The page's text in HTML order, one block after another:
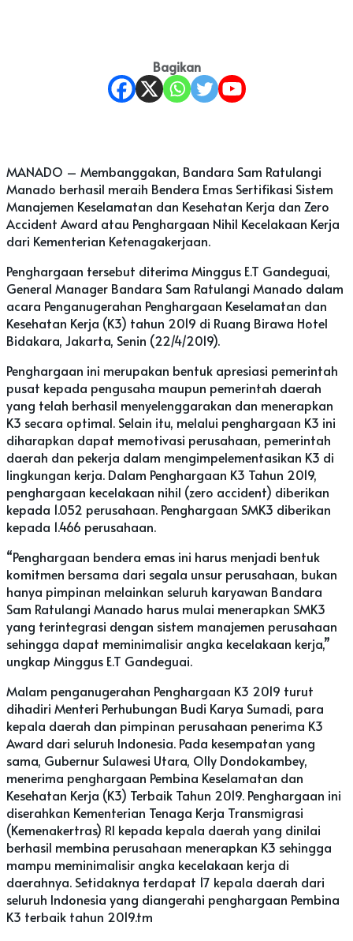
Bagikan
MANADO – Membanggakan, Bandara Sam Ratulangi
Manado berhasil meraih Bendera Emas Sertifikasi Sistem
Manajemen Keselamatan dan Kesehatan Kerja dan Zero
Accident Award atau Penghargaan Nihil Kecelakaan Kerja
dari Kementerian Ketenagakerjaan.
Penghargaan tersebut diterima Minggus E.T Gandeguai,
General Manager Bandara Sam Ratulangi Manado dalam
acara Penganugerahan Penghargaan Keselamatan dan
Kesehatan Kerja (K3) tahun 2019 di Ruang Birawa Hotel
Bidakara, Jakarta, Senin (22/4/2019).
Penghargaan ini merupakan bentuk apresiasi pemerintah
pusat kepada pengusaha maupun pemerintah daerah
yang telah berhasil menyelenggarakan dan menerapkan
K3 secara optimal. Selain itu, melalui penghargaan K3 ini
diharapkan dapat memotivasi perusahaan, pemerintah
daerah dan pekerja dalam mengimpelementasikan K3 di
lingkungan kerja. Dalam Penghargaan K3 Tahun 2019,
penghargaan kecelakaan nihil (zero accident) diberikan
kepada 1.052 perusahaan. Penghargaan SMK3 diberikan
kepada 1.466 perusahaan.
“Penghargaan bendera emas ini harus menjadi bentuk
komitmen bersama dari segala unsur perusahaan, bukan
hanya pimpinan melainkan seluruh karyawan Bandara
Sam Ratulangi Manado harus mulai menerapkan SMK3
yang terintegrasi dengan sistem manajemen perusahaan
sehingga dapat meminimalisir angka kecelakaan kerja,”
ungkap Minggus E.T Gandeguai.
Malam penganugerahan Penghargaan K3 2019 turut
dihadiri Menteri Perhubungan Budi Karya Sumadi, para
kepala daerah dan pimpinan perusahaan penerima K3
Award dari seluruh Indonesia. Pada kesempatan yang
sama, Gubernur Sulawesi Utara, Olly Dondokambey,
menerima penghargaan Pembina Keselamatan dan
Kesehatan Kerja (K3) Terbaik Tahun 2019. Penghargaan ini
diserahkan Kementerian Tenaga Kerja Transmigrasi
(Kemenakertras) RI kepada kepala daerah yang dinilai
berhasil membina perusahaan menerapkan K3 sehingga
mampu meminimalisir angka kecelakaan kerja di
daerahnya. Setidaknya terdapat 17 kepala daerah dari
seluruh Indonesia yang diangerahi penghargaan Pembina
K3 terbaik tahun 2019.tm